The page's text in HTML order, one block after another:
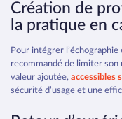
Création de
la pratique en
Pour intégrer
recommandé de limiter son
valeur ajoutée, accessibles
sécurité d’usage et une